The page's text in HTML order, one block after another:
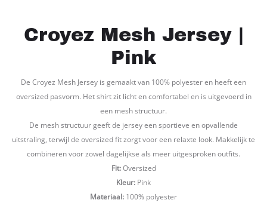
Croyez Mesh Jersey |
Pink
De Croyez Mesh Jersey is gemaakt van 100% polyester en heeft een
oversized pasvorm. Het shirt zit licht en comfortabel en is uitgevoerd in
een mesh structuur.
De mesh structuur geeft de jersey een sportieve en opvallende
uitstraling, terwijl de oversized fit zorgt voor een relaxte look. Makkelijk te
combineren voor zowel dagelijkse als meer uitgesproken outfits.
Fit:Oversized
Kleur: Pink
Materiaal: 100% polyester